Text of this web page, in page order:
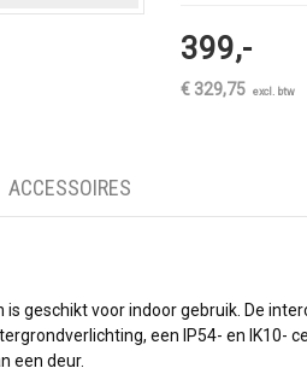
399,-
€ 329,75 excl. btw
ACCESSOIRES
is geschikt voor indoor gebruik. De
een IP54- en
een deur.